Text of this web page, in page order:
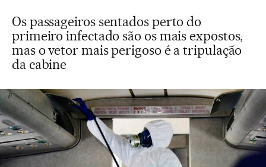
Os passageiros sentados perto do
primeiro infectado são os mais expostos,
mas o vetor mais perigoso é a tripulação
da cabine